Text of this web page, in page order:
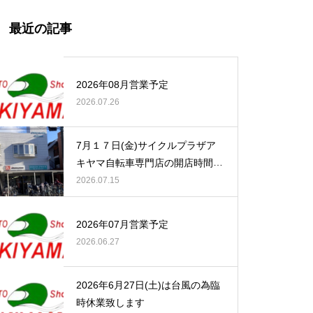
最近の記事
2026年08月営業予定
2026.07.26
7月１７日(金)サイクルプラザア
キヤマ自転車専門店の開店時間の
お知らせ
2026.07.15
2026年07月営業予定
2026.06.27
2026年6月27日(土)は台風の為臨
時休業致します